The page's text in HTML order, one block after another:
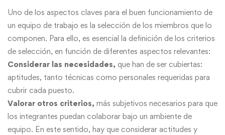
Uno de los aspectos claves para el buen funcionamiento de
un equipo de trabajo es la selección de los miembros que lo
componen. Para ello, es esencial la definición de los criterios
de selección, en función de diferentes aspectos relevantes:
Considerar las necesidades, que han de ser cubiertas:
aptitudes, tanto técnicas como personales requeridas para
cubrir cada puesto.
Valorar otros criterios, más subjetivos necesarios para que
los integrantes puedan colaborar bajo un ambiente de
equipo. En este sentido, hay que considerar actitudes y